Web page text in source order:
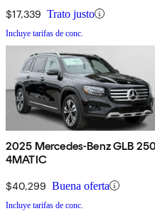
$17,339 Trato justo
Incluye tarifas de conc.
2025 Mercedes-Benz GLB 250
4MATIC
$40,299 Buena oferta
Incluye tarifas de conc.